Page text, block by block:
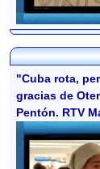
"Cuba rota,
gracias de
Pentón. RTV